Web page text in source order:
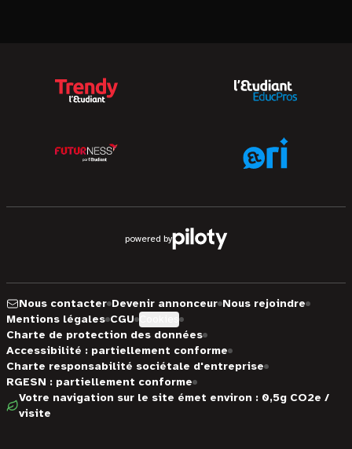
powered by
Nous contacter Devenir annonceur Nous rejoindre
Mentions légales CGU
Charte de protection des données
Accessibilité : partiellement conforme
Charte responsabilité sociétale d'entreprise
RGESN : partiellement conforme
Votre navigation sur le site émet environ : 0,5g CO2e /
visite